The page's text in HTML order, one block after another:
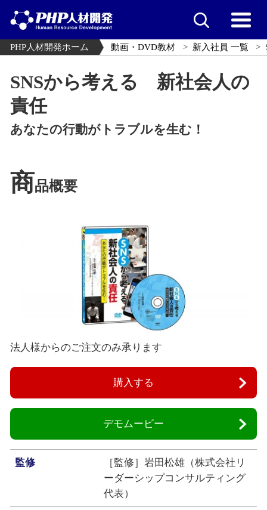
PHP人材開発ホーム 動画・DVD教材 新入社員 一覧
SNSから考える 新社会人の
責任
あなたの行動がトラブルを生む！
商品概要
法人様からのご注文のみ承ります
購入する
デモムービー
監修
［監修］岩田松雄（株式会社リ
ーダーシップコンサルティング
代表）